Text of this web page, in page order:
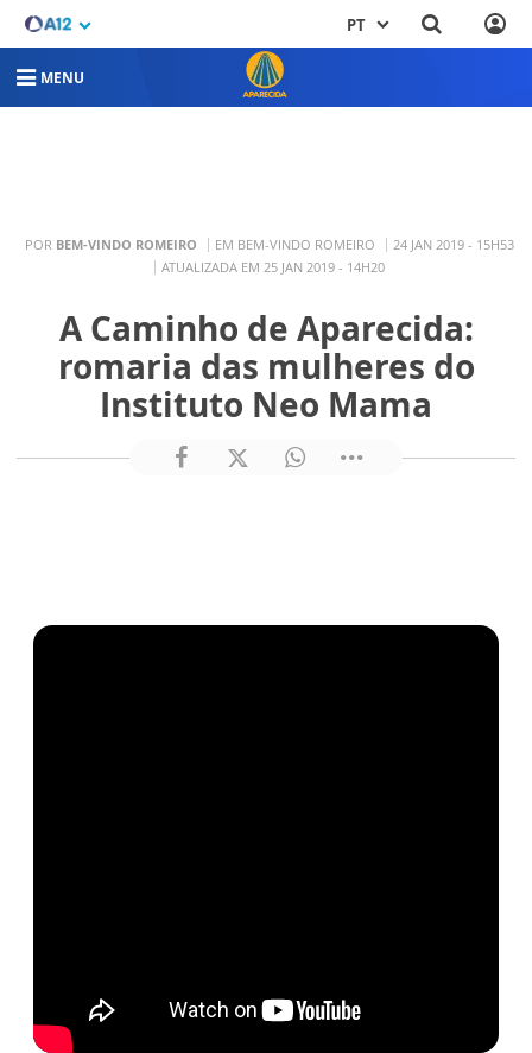
PT
MENU
POR BEM-VINDO ROMEIRO EM BEM-VINDO ROMEIRO
24 JAN 2019 - 15H53
ATUALIZADA EM 25 JAN 2019 - 14H20
A Caminho de Aparecida:
romaria das mulheres do
Instituto Neo Mama